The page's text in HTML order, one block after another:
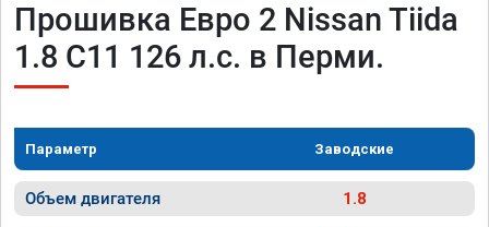
Прошивка Евро 2 Nissan Tiida
1.8 C11 126 л.с. в Перми.
Параметр Заводские
Объем двигателя 1.8